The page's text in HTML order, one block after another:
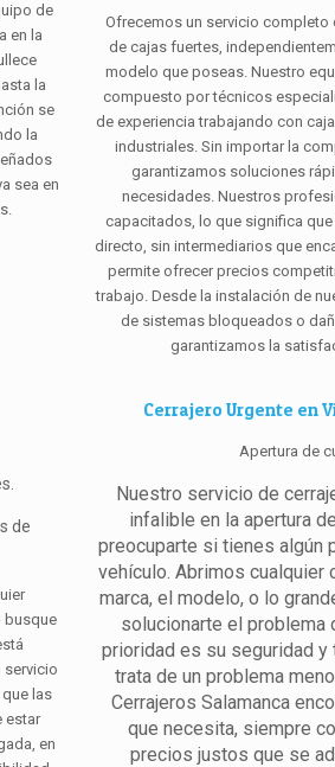
de
en la
la
se
la
sea en
de
busque
servicio
las
estar
en
Ofrecemos un servicio completo
de cajas fuertes,
modelo que poseas. Nuestro
compuesto por técnicos
de experiencia trabajando con
industriales. Sin importar la
garantizamos soluciones
necesidades. Nuestros
capacitados, lo que significa
directo, sin intermediarios que
permite ofrecer precios
trabajo. Desde la instalación de
de sistemas bloqueados o
garantizamos la
Cerrajero Urgente en
Apertura de
Nuestro servicio de
infalible en la apertura
preocuparte si tienes algún
vehículo. Abrimos cualquier
marca, el modelo, o lo
solucionarte el problema
prioridad es su seguridad y
trata de un problema
Cerrajeros Salamanca
que necesita, siempre
precios justos que se